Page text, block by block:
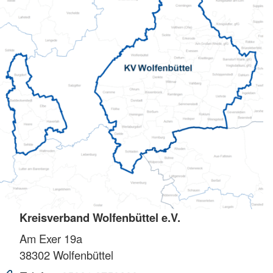
Kreisverband Wolfenbüttel e.V.
Am Exer 19a
38302Wolfenbüttel